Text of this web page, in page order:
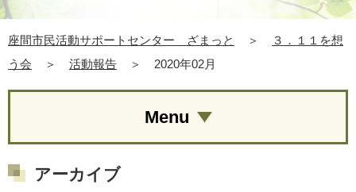
座間市民活動サポートセンター ざまっと ＞
３．１１を想
う会
＞ 活動報告 ＞ 2020年02月
Menu
アーカイブ